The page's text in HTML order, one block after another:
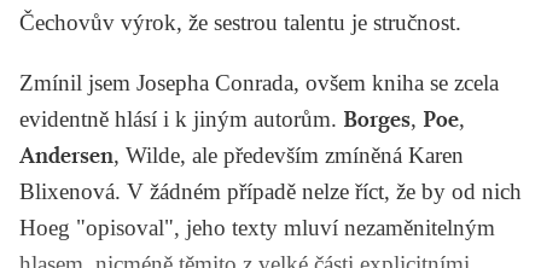
Čechovův výrok, že sestrou talentu je stručnost.
Zmínil jsem Josepha Conrada, ovšem kniha se zcela
evidentně hlásí i k jiným autorům. Borges, Poe,
Andersen, Wilde, ale především zmíněná Karen
Blixenová. V žádném případě nelze říct, že by od nich
Hoeg "opisoval", jeho texty mluví nezaměnitelným